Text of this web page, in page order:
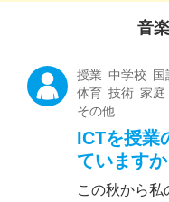
音
授業 中学校
体育 技術 家庭
その他
ICTを授業
ていますか
この秋から